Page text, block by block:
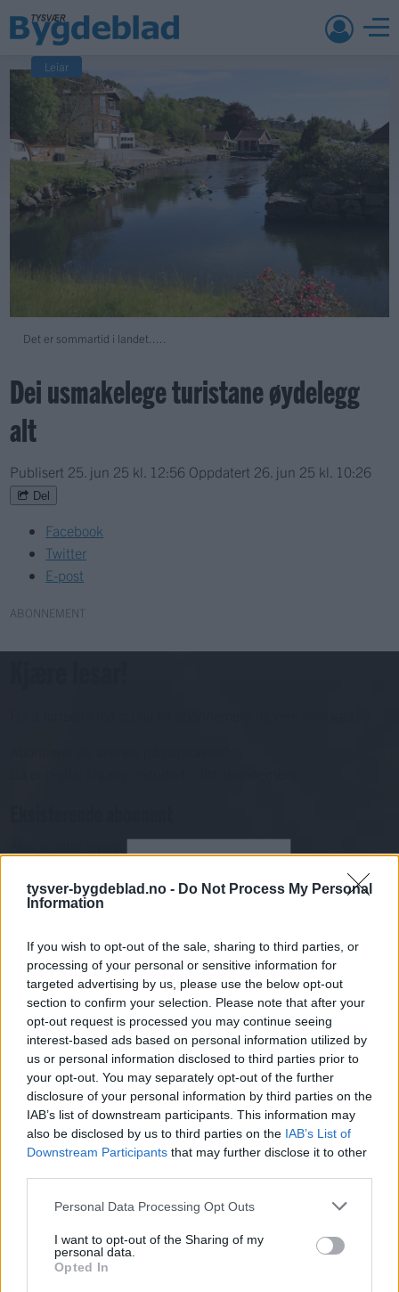
tysver-bygdeblad.no - Do Not Process My Personal
Information
If you wish to opt-out of the sale, sharing to third parties, or
processing of your personal or sensitive information for
targeted advertising by us, please use the below opt-out
section to confirm your selection. Please note that after your
opt-out request is processed you may continue seeing
interest-based ads based on personal information utilized by
us or personal information disclosed to third parties prior to
your opt-out. You may separately opt-out of the further
disclosure of your personal information by third parties on the
IAB’s list of downstream participants. This information may
also be disclosed by us to third parties on the IAB’s List of
Downstream Participants that may further disclose it to other
Personal Data Processing Opt Outs
I want to opt-out of the Sharing of my
personal data.
Opted In
Det er sommartid i landet.....
Leiar
Dei usmakelege turistane øydelegg
alt
Publisert 25. jun 25 kl. 12:56 Oppdatert 26. jun 25 kl. 10:26
Del
Facebook
Twitter
E-post
ABONNEMENT
Logg inn
Bli abonnent
Leiar
Mest lest siste syv dager
Sommerpraten
– Finner roen på hytta